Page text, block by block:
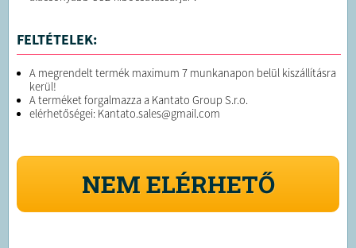
FELTÉTELEK:
A megrendelt termék maximum 7 munkanapon belül kiszállításra
kerül!
A terméket forgalmazza a Kantato Group S.r.o.
elérhetőségei: Kantato.sales@gmail.com
NEM ELÉRHETŐ